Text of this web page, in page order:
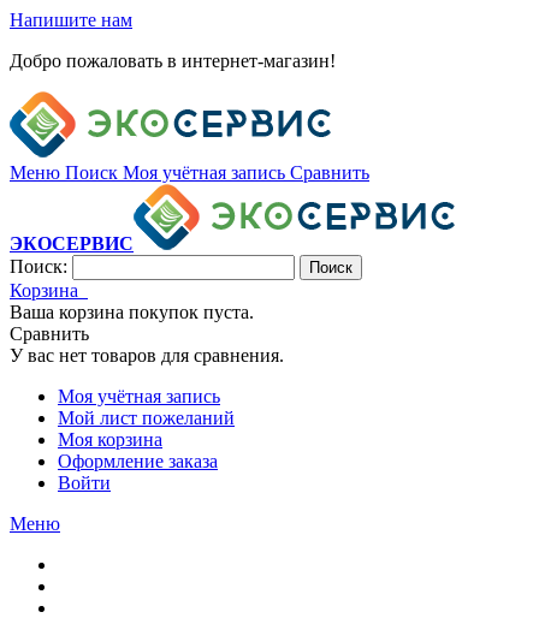
Напишите нам
Добро пожаловать в интернет-магазин!
Меню Поиск Моя учётная запись Сравнить
ЭКОСЕРВИС
Поиск:
Поиск
Корзина
Ваша корзина покупок пуста.
Сравнить
У вас нет товаров для сравнения.
Моя учётная запись
Мой лист пожеланий
Моя корзина
Оформление заказа
Войти
Меню